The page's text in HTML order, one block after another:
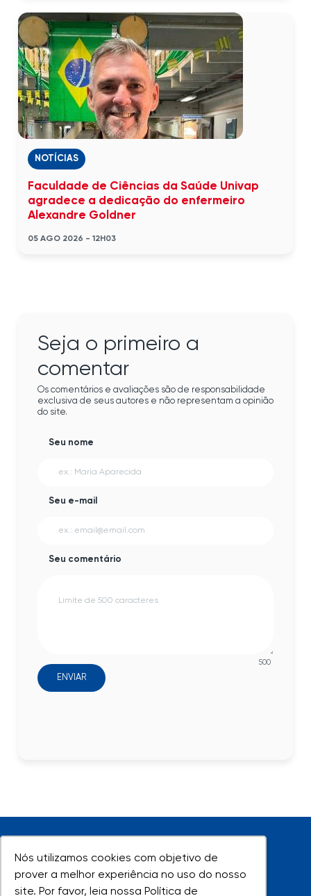
Nós utilizamos cookies com objetivo de
prover a melhor experiência no uso do nosso
site. Por favor, leia nossa Política de
Nós utilizamos cookies com objetivo de
prover a melhor experiência no uso do nosso
site. Por favor, leia nossa Política de
NOTÍCIAS
Faculdade de Ciências da Saúde Univap
agradece a dedicação do enfermeiro
Alexandre Goldner
05 AGO 2026 - 12H03
Seja o primeiro a
comentar
Os comentários e avaliações são de responsabilidade
exclusiva de seus autores e não representam a opinião
do site.
Seu nome
Seu e-mail
Seu comentário
500
ENVIAR